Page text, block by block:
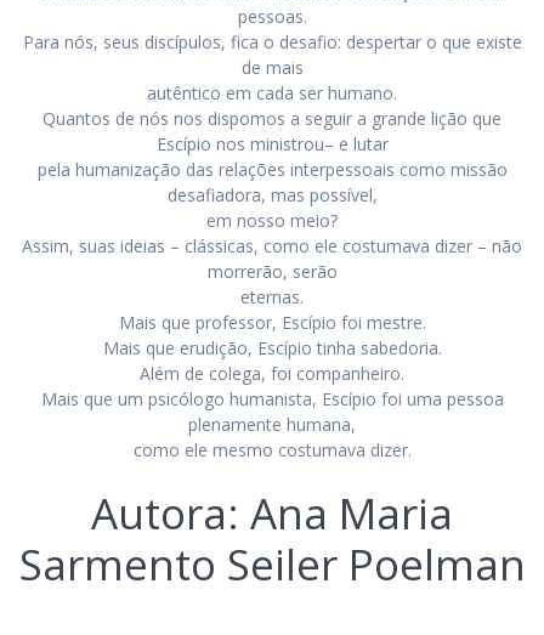
pessoas.
Para nós, seus discípulos, fica o desafio: despertar o que existe
de mais
autêntico em cada ser humano.
Quantos de nós nos dispomos a seguir a grande lição que
Escípio nos ministrou– e lutar
pela humanização das relações interpessoais como missão
desafiadora, mas possível,
em nosso meio?
Assim, suas ideias – clássicas, como ele costumava dizer – não
morrerão, serão
eternas.
Mais que professor, Escípio foi mestre.
Mais que erudição, Escípio tinha sabedoria.
Além de colega, foi companheiro.
Mais que um psicólogo humanista, Escípio foi uma pessoa
plenamente humana,
como ele mesmo costumava dizer.
Autora: Ana Maria
Sarmento Seiler Poelman